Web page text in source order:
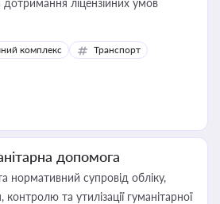
дотримання ліцензійних умов
комплекс
Транспорт
допомога
нормативний супровід обліку,
та утилізації гуманітарної